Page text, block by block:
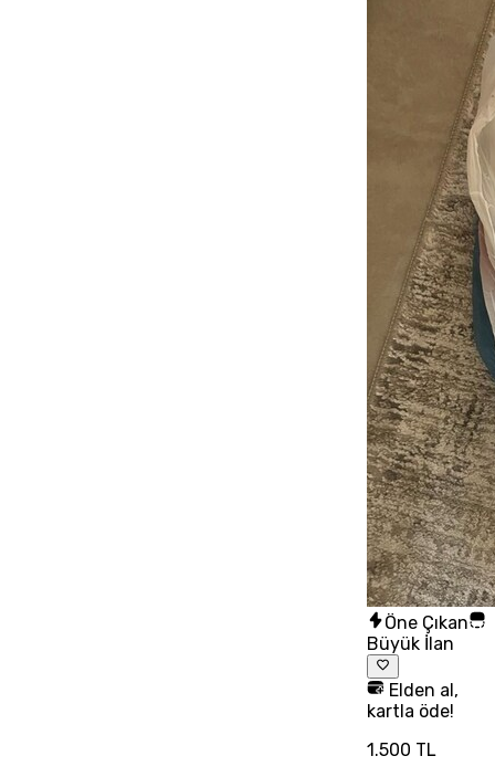
Öne Çıkan
Büyük İlan
Elden al,
kartla öde!
1.500 TL